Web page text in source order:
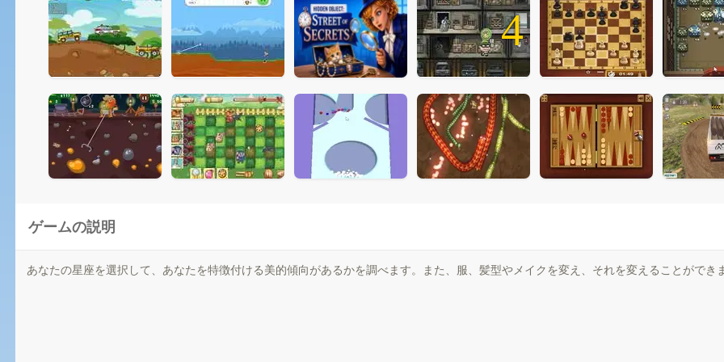
4
ゲームの説明
あなたの星座を選択して、あなたを特徴付ける美的傾向があるかを調べます。また、服、髪型やメイクを変え、それを変えることができ